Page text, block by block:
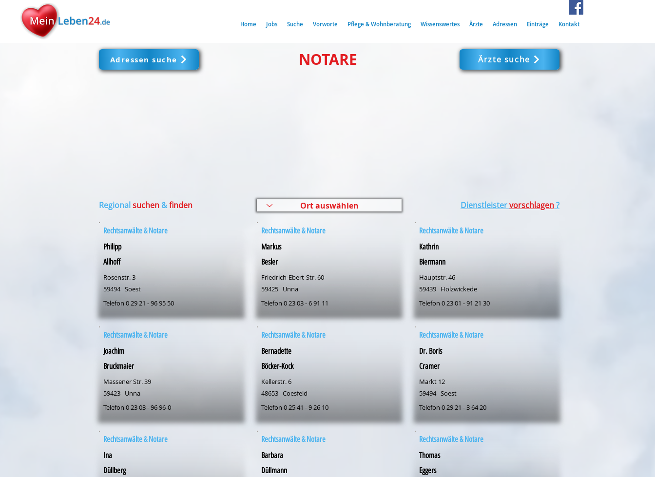
Home Jobs Suche Vorworte Pflege & Wohnberatung Wissenswertes Ärzte Adressen Einträge Kontakt
NOTARE Ärzte suche
Adressen suche
Regional suchen &finden Dienstleistervorschlagen?
Rechtsanwälte & Notare
Philipp
Allhoff
Rosenstr. 3
59494 Soest
Telefon 0 29 21 - 96 95 50
Rechtsanwälte & Notare
Joachim
Bruckmaier
Massener Str. 39
59423 Unna
Telefon 0 23 03 - 96 96-0
Rechtsanwälte & Notare
Ina
Düllberg
Rechtsanwälte & Notare
Markus
Besler
Friedrich-Ebert-Str. 60
59425 Unna
Telefon 0 23 03 - 6 91 11
Rechtsanwälte & Notare
Bernadette
Böcker-Kock
Kellerstr. 6
48653 Coesfeld
Telefon 0 25 41 - 9 26 10
Rechtsanwälte & Notare
Barbara
Düllmann
Rechtsanwälte & Notare
Kathrin
Biermann
Hauptstr. 46
59439 Holzwickede
Telefon 0 23 01 - 91 21 30
Rechtsanwälte & Notare
Dr. Boris
Cramer
Markt 12
59494 Soest
Telefon 0 29 21 - 3 64 20
Rechtsanwälte & Notare
Thomas
Eggers